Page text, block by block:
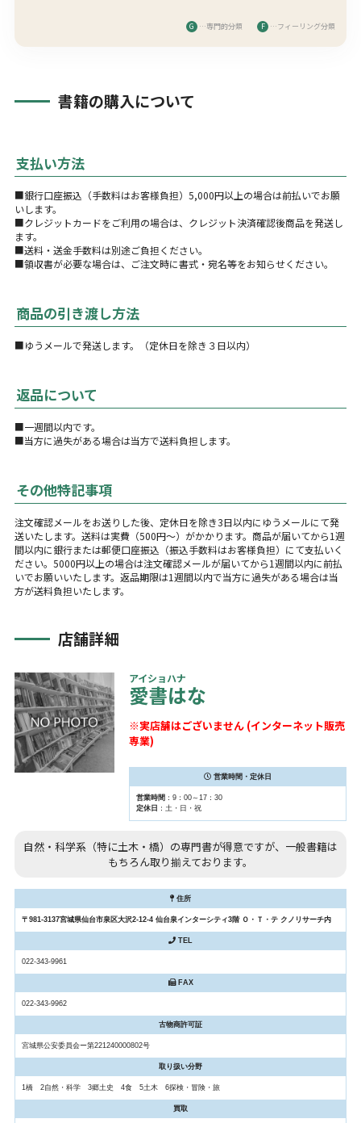
G …専門的分類 F …フィーリング分類
書籍の購入について
支払い方法
■銀行口座振込（手数料はお客様負担）5,000円以上の場合は前払いでお願
いします。
■クレジットカードをご利用の場合は、クレジット決済確認後商品を発送し
ます。
■送料・送金手数料は別途ご負担ください。
■領収書が必要な場合は、ご注文時に書式・宛名等をお知らせください。
商品の引き渡し方法
■ゆうメールで発送します。（定休日を除き３日以内）
返品について
■一週間以内です。
■当方に過失がある場合は当方で送料負担します。
その他特記事項
注文確認メールをお送りした後、定休日を除き3日以内にゆうメールにて発
送いたします。送料は実費（500円～）がかかります。商品が届いてから1週
間以内に銀行または郵便口座振込（振込手数料はお客様負担）にて支払いく
ださい。5000円以上の場合は注文確認メールが届いてから1週間以内に前払
いでお願いいたします。返品期限は1週間以内で当方に過失がある場合は当
方が送料負担いたします。
店舗詳細
アイショハナ
愛書はな
※実店舗はございません (インターネット販売
専業)
営業時間・定休日
営業時間 ：9：00～17：30
定休日 ：土・日・祝
自然・科学系（特に土木・橋）の専門書が得意ですが、一般書籍は
もちろん取り揃えております。
住所
〒981-3137宮城県仙台市泉区大沢2-12-4 仙台泉インターシティ3階 Ｏ・Ｔ・テ クノリサーチ内
TEL
022-343-9961
FAX
022-343-9962
古物商許可証
宮城県公安委員会ー第221240000802号
取り扱い分野
1橋 2自然・科学 3郷土史 4食 5土木 6探検・冒険・旅
買取